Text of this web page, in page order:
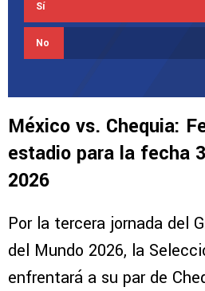
Sí
No
México vs. Chequia:
estadio para la fecha
2026
Por la tercera jornada del
del Mundo 2026, la
enfrentará a su par de